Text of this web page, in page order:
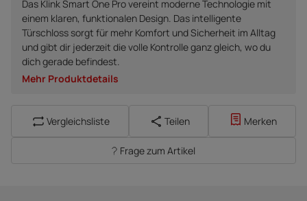
Das Klink Smart One Pro vereint moderne Technologie mit
einem klaren, funktionalen Design. Das intelligente
Türschloss sorgt für mehr Komfort und Sicherheit im Alltag
und gibt dir jederzeit die volle Kontrolle ganz gleich, wo du
dich gerade befindest.
Mehr Produktdetails
Vergleichsliste Teilen Merken
Frage zum Artikel